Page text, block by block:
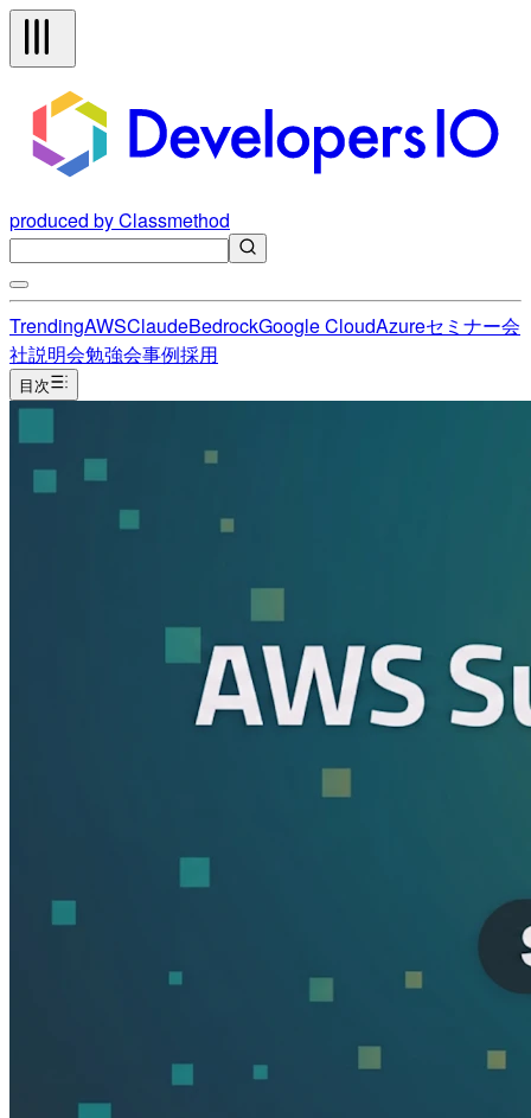
produced by Classmethod
TrendingAWSClaudeBedrockGoogle CloudAzureセミナー会
社説明会勉強会事例採用
目次